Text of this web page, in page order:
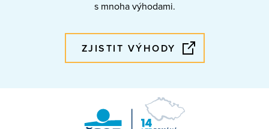
s mnoha výhodami.
ZJISTIT VÝHODY